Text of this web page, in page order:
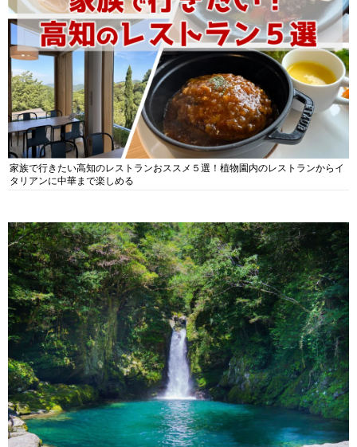
家族で行きたい高知のレストランおススメ５選！植物園内のレストランからイ
タリアンに中華まで楽しめる